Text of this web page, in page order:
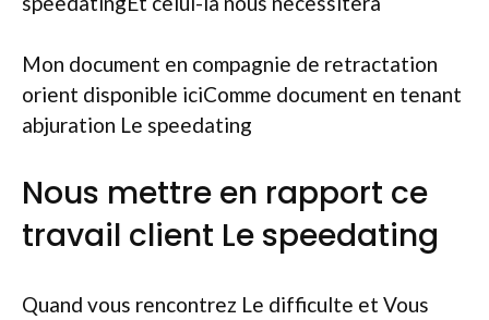
Mon document en compagnie de retractation
orient disponible iciComme document en tenant
abjuration Le speedating
Nous mettre en rapport ce
travail client Le speedating
Quand vous rencontrez Le difficulte et Vous